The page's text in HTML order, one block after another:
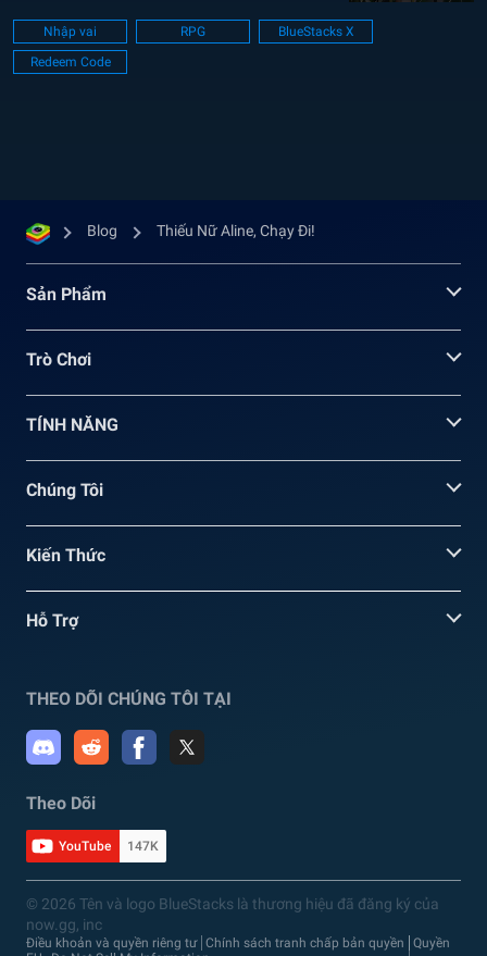
Game có đồ họa anime đẹp mắt, hứa hẹn sẽ
khiến các game thủ “wibu” thích thú không thôi
với dàn “waifu”...
Nhập vai RPG
BlueStacks X
Redeem Code
Blog Thiếu Nữ Aline, Chạy Đi!
Sản Phẩm
Trò Chơi
TÍNH NĂNG
Chúng Tôi
Kiến Thức
Hỗ Trợ
THEO DÕI CHÚNG TÔI TẠI
Theo Dõi
YouTube 147K
© 2026 Tên và logo BlueStacks là thương hiệu đã đăng ký của
now.gg, inc
Điều khoản và quyền riêng tư Chính sách tranh chấp bản quyền
Quyền